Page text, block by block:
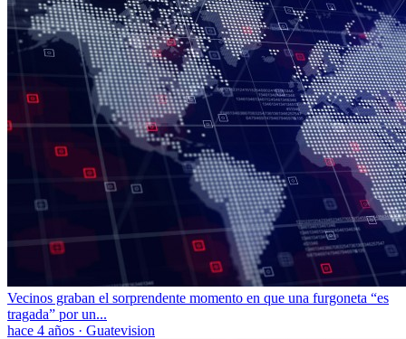
Vecinos graban el sorprendente momento en que una furgoneta “es
tragada” por un...
hace 4 años · Guatevision